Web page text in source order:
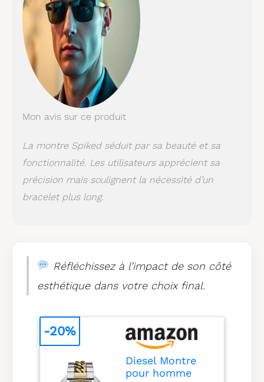
Mon avis sur ce produit
La montre Spiked séduit par sa beauté et sa
fonctionnalité. Les utilisateurs apprécient sa
précision mais soulignent la nécessité d’un
bracelet plus long.
Réfléchissez à l’impact de son côté
esthétique dans votre choix final.
Diesel Montre
pour homme
-20%